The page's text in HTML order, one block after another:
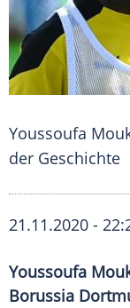
Youssoufa
der Geschichte
21.11.2020 -
Youssoufa
Borussia